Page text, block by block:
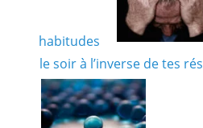
habitudes
le soir à l’inverse de tes